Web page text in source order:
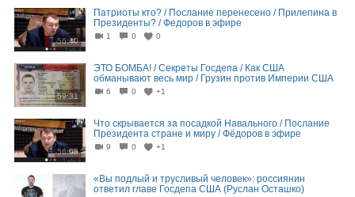
56:40
Патриоты кто? / Послание перенесено / Прилепина в
Президенты? / Федоров в эфире
1 0 0
59:31
ЭТО БОМБА! / Секреты Госдепа / Как США
обманывают весь мир / Грузин против Империи США
6 0 +1
56:05
Что скрывается за посадкой Навального / Послание
Президента стране и миру / Фёдоров в эфире
9 0 +1
«Вы подлый и трусливый человек»: россиянин
ответил главе Госдепа США (Руслан Осташко)